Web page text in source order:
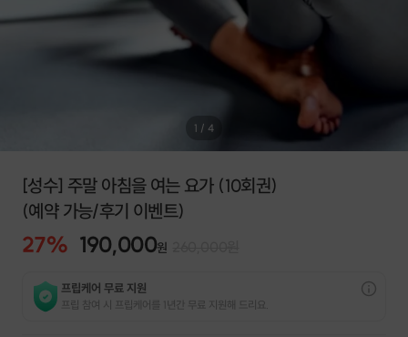
1 / 4
[성수] 주말 아침을 여는 요가 (10회권)
(예약 가능/후기 이벤트)
27% 190,000원
프립케어 무료 지원
프립 참여 시 프립케어를 1년간 무료 지원해 드리요.